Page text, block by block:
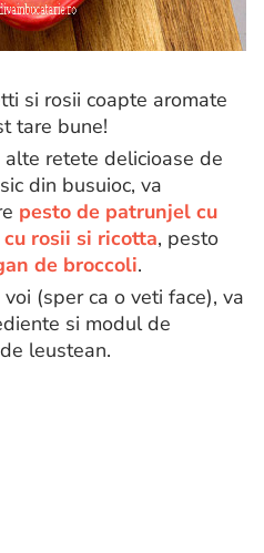
si rosii coapte aromate
tare bune!
retete delicioase de
din busuioc, va
pesto de patrunjel cu
rosii si ricotta, pesto
de broccoli.
(sper ca o veti face), va
si modul de
leustean.